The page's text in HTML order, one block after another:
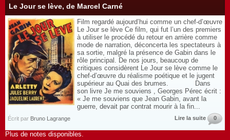
Le Jour se lève, de Marcel Carné
Film regardé aujourd’hui comme un chef-d’œuvre
Le Jour se lève Ce film, qui fut l’un des premiers
à utiliser le procédé du retour en arrière comme
mode de narration, déconcerta les spectateurs à
sa sortie, malgré la présence de Gabin dans le
rôle principal. De nos jours, beaucoup de
critiques considèrent Le Jour se lève comme le
chef-d’œuvre du réalisme poétique et le jugent
supérieur au Quai des brumes. Dans
son livre Je me souviens , Georges Pérec écrit :
« Je me souviens que Jean Gabin, avant la
guerre, devait par contrat mourir à la fin...
Écrit par Bruno Lagrange Lire la suite 0
Plus de notes disponibles.